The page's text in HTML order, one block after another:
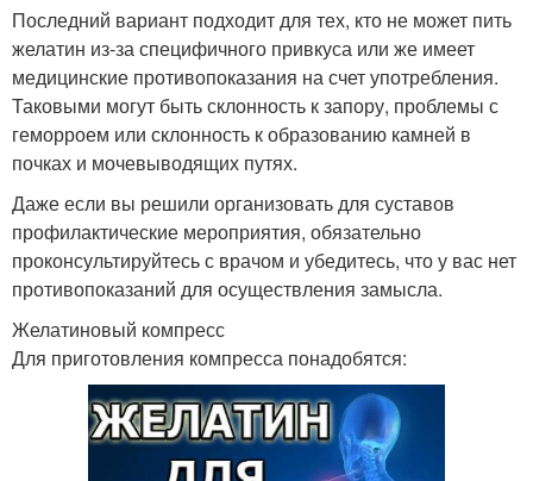
Последний вариант подходит для тех, кто не может пить
желатин из-за специфичного привкуса или же имеет
медицинские противопоказания на счет употребления.
Таковыми могут быть склонность к запору, проблемы с
геморроем или склонность к образованию камней в
почках и мочевыводящих путях.
Даже если вы решили организовать для суставов
профилактические мероприятия, обязательно
проконсультируйтесь с врачом и убедитесь, что у вас нет
противопоказаний для осуществления замысла.
Желатиновый компресс
Для приготовления компресса понадобятся: